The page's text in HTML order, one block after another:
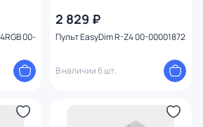
00-
2 829 ₽
Пульт EasyDim R-Z4 00-00001872
В наличии 6 шт.